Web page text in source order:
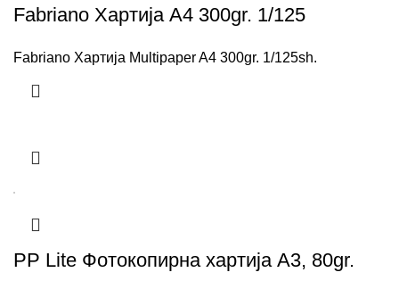
Fabriano Хартија A4 300gr. 1/125
Fabriano Хартија Multipaper A4 300gr. 1/125sh.
PP Lite Фотокопирна хартија А3, 80gr.